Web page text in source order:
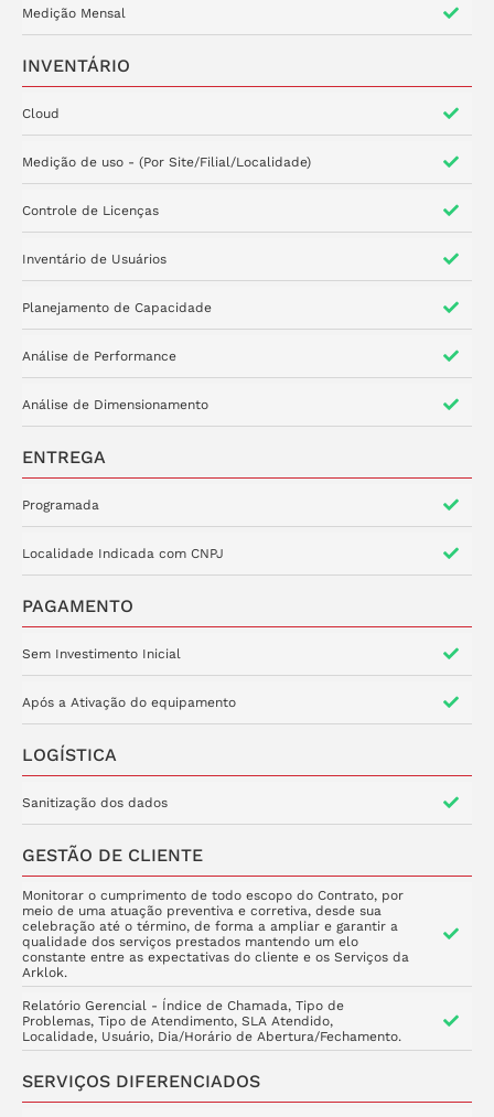
Medição Mensal
INVENTÁRIO
Cloud
Medição de uso - (Por Site/Filial/Localidade)
Controle de Licenças
Inventário de Usuários
Planejamento de Capacidade
Análise de Performance
Análise de Dimensionamento
ENTREGA
Programada
Localidade Indicada com CNPJ
PAGAMENTO
Sem Investimento Inicial
Após a Ativação do equipamento
LOGÍSTICA
Sanitização dos dados
GESTÃO DE CLIENTE
Monitorar o cumprimento de todo escopo do Contrato, por
meio de uma atuação preventiva e corretiva, desde sua
celebração até o término, de forma a ampliar e garantir a
qualidade dos serviços prestados mantendo um elo
constante entre as expectativas do cliente e os Serviços da
Arklok.
Relatório Gerencial - Índice de Chamada, Tipo de
Problemas, Tipo de Atendimento, SLA Atendido,
Localidade, Usuário, Dia/Horário de Abertura/Fechamento.
SERVIÇOS DIFERENCIADOS